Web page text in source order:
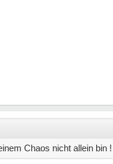
Chaos nicht allein bin !